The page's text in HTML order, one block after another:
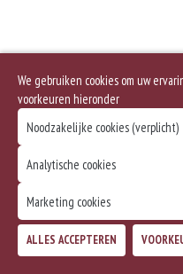
We gebruiken cookies om uw
voorkeuren hieronder
Noodzakelijke cookies (verplicht)
Analytische cookies
Marketing cookies
ALLES ACCEPTEREN